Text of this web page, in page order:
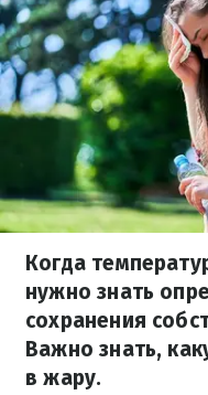
Когда
нужно знать
сохранения
Важно знать,
в жару.